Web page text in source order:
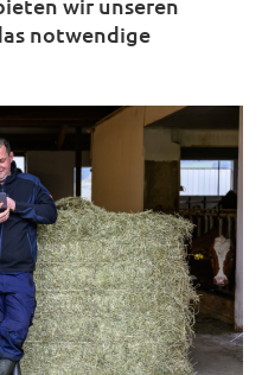
notwendige